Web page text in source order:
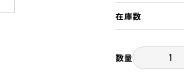
在庫数
数量